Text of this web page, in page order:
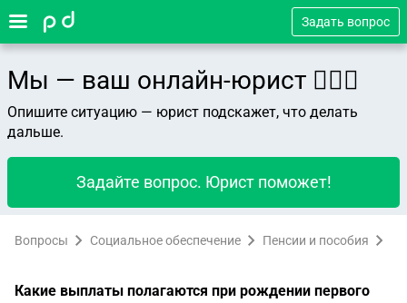
Задать вопрос
Мы — ваш онлайн-юрист 👨🏻‍⚖️
Опишите ситуацию — юрист подскажет, что делать
дальше.
Задайте вопрос. Юрист поможет!
Вопросы Социальное обеспечение Пенсии и пособия
Какие выплаты полагаются при рождении первого